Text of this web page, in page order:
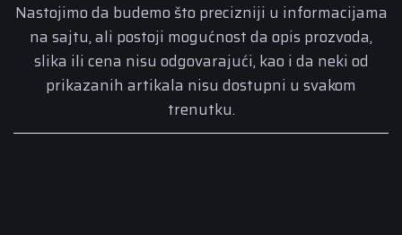
Nastojimo da budemo što precizniji u informacijama
na sajtu, ali postoji mogućnost da opis prozvoda,
slika ili cena nisu odgovarajući, kao i da neki od
prikazanih artikala nisu dostupni u svakom
trenutku.